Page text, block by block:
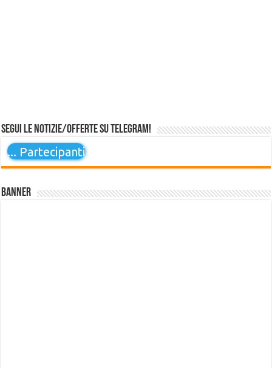
Segui le notizie/offerte su Telegram!
... Partecipanti
Banner